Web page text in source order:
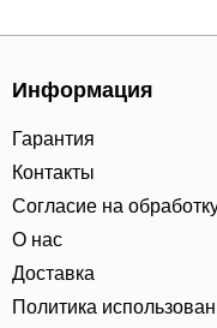
Информация
Гарантия
Контакты
Согласие на
О нас
Доставка
Политика